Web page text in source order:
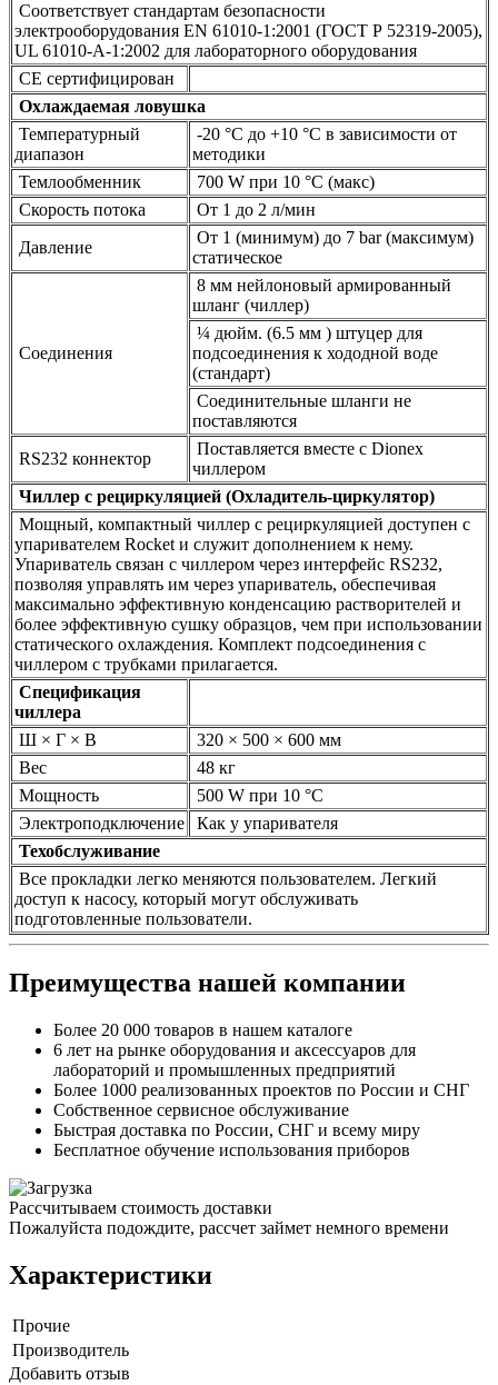
Соответствует стандартам безопасности
электрооборудования EN 61010-1:2001 (ГОСТ Р 52319-2005),
UL 61010-A-1:2002 для лабораторного оборудования
CE сертифицирован
Охлаждаемая ловушка
Температурный
диапазон
-20 °C до +10 °C в зависимости от
методики
Темлообменник
700 W при 10 °C (макс)
Скорость потока
От 1 до 2 л/мин
Давление
От 1 (минимум) до 7 bar (максимум)
статическое
Соединения
8 мм нейлоновый армированный
шланг (чиллер)
¼ дюйм. (6.5 мм ) штуцер для
подсоединения к хододной воде
(стандарт)
Соединительные шланги не
поставляются
RS232 коннектор
Поставляется вместе с Dionex
чиллером
Чиллер с рециркуляцией (Охладитель-циркулятор)
Мощный, компактный чиллер с рециркуляцией доступен с
упаривателем Rocket и служит дополнением к нему.
Упариватель связан с чиллером через интерфейс RS232,
позволяя управлять им через упариватель, обеспечивая
максимально эффективную конденсацию растворителей и
более эффективную сушку образцов, чем при использовании
статического охлаждения. Комплект подсоединения с
чиллером с трубками прилагается.
Спецификация
чиллера
Ш × Г × В
320 × 500 × 600 мм
Вес
48 кг
Мощность
500 W при 10 °C
Электроподключение
Как у упаривателя
Техобслуживание
Все прокладки легко меняются пользователем. Легкий
доступ к насосу, который могут обслуживать
подготовленные пользователи.
Преимущества нашей компании
Более 20 000 товаров в нашем каталоге
6 лет на рынке оборудования и аксессуаров для
лабораторий и промышленных предприятий
Более 1000 реализованных проектов по России и СНГ
Собственное сервисное обслуживание
Быстрая доставка по России, СНГ и всему миру
Бесплатное обучение использования приборов
Рассчитываем стоимость доставки
Пожалуйста подождите, рассчет займет немного времени
Характеристики
Прочие
Производитель
Добавить отзыв